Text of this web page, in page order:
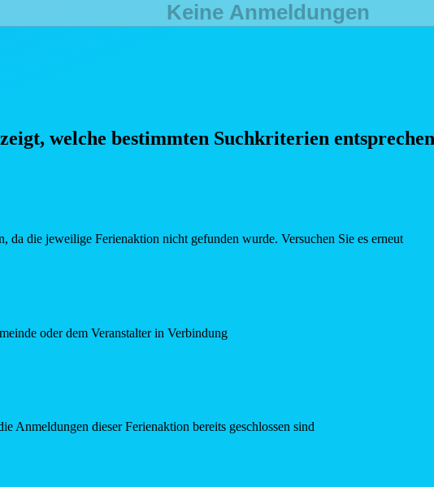
Keine Anmeldungen
welche bestimmten Suchkriterien entsprechen
die jeweilige Ferienaktion nicht gefunden wurde. Versuchen Sie es erneut
oder dem Veranstalter in Verbindung
Anmeldungen dieser Ferienaktion bereits geschlossen sind